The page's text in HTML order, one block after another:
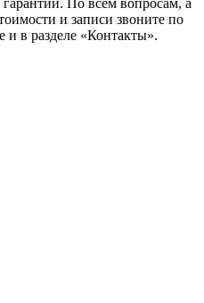
и записи звоните по
и в разделе «Контакты».